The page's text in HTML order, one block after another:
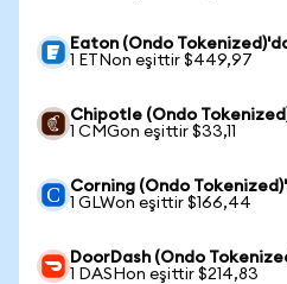
Eaton (Ondo
1 ETNon eşittir $449,97
Chipotle (Ondo
1 CMGon eşittir $33,11
Corning (Ondo
1 GLWon eşittir $166,44
DoorDash (Ondo
1 DASHon eşittir $214,83